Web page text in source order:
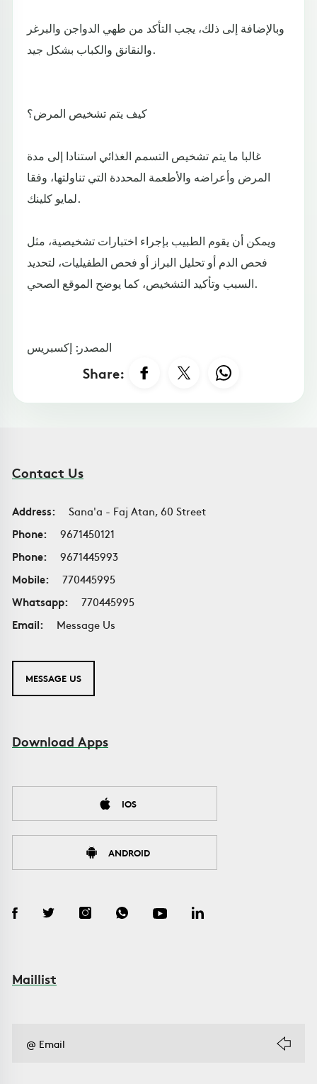
وبالإضافة إلى ذلك، يجب التأكد من طهي الدواجن والبرغر
والنقانق والكباب بشكل جيد.
كيف يتم تشخيص المرض؟
غالبا ما يتم تشخيص التسمم الغذائي استنادا إلى مدة
المرض وأعراضه والأطعمة المحددة التي تناولتها، وفقا
لمايو كلينك.
ويمكن أن يقوم الطبيب بإجراء اختبارات تشخيصية، مثل
فحص الدم أو تحليل البراز أو فحص الطفيليات، لتحديد
السبب وتأكيد التشخيص، كما يوضح الموقع الصحي.
المصدر: إكسبريس
Share:
Contact Us
Address:
Sana'a - Faj Atan, 60 Street
Phone:
9671450121
Phone:
9671445993
Mobile:
770445995
Whatsapp:
770445995
Email:
Message Us
MESSAGE US
Download Apps
IOS
ANDROID
Maillist